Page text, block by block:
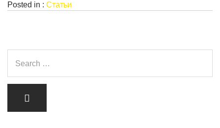
Posted in : Статьи